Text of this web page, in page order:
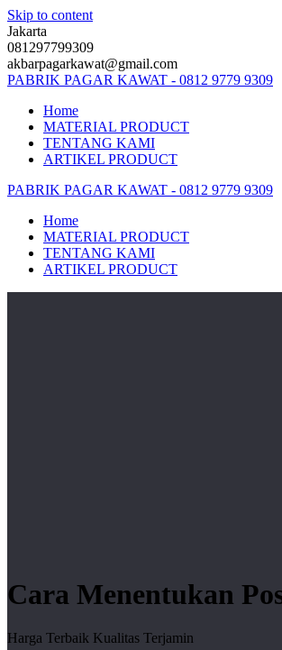
Skip to content
Jakarta
081297799309
akbarpagarkawat@gmail.com
PABRIK PAGAR KAWAT - 0812 9779 9309
Home
MATERIAL PRODUCT
TENTANG KAMI
ARTIKEL PRODUCT
PABRIK PAGAR KAWAT - 0812 9779 9309
Home
MATERIAL PRODUCT
TENTANG KAMI
ARTIKEL PRODUCT
Cara Menentukan
Harga Terbaik Kualitas Terjamin